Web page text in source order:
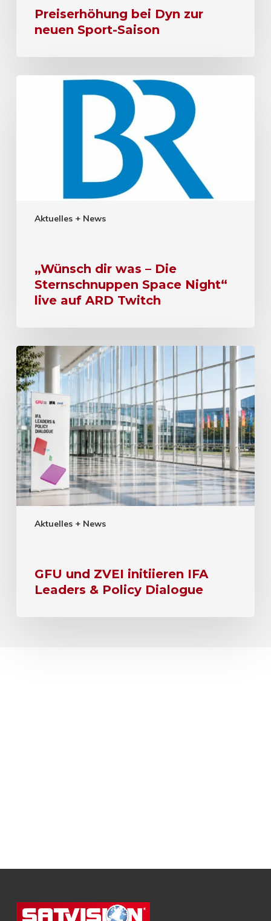
Preiserhöhung bei Dyn zur
neuen Sport-Saison
Aktuelles + News
„Wünsch dir was – Die
Sternschnuppen Space Night“
live auf ARD Twitch
Aktuelles + News
GFU und ZVEI initiieren IFA
Leaders & Policy Dialogue